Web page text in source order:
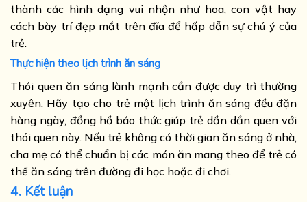
thành các hình dạng vui nhộn như hoa, con vật hay
cách bày trí đẹp mắt trên đĩa để hấp dẫn sự chú ý của
trẻ.
Thực hiện theo lịch trình ăn sáng
Thói quen ăn sáng lành mạnh cần được duy trì thường
xuyên. Hãy tạo cho trẻ một lịch trình ăn sáng đều đặn
hàng ngày, đồng hồ báo thức giúp trẻ dần dần quen với
thói quen này. Nếu trẻ không có thời gian ăn sáng ở nhà,
cha mẹ có thể chuẩn bị các món ăn mang theo để trẻ có
thể ăn sáng trên đường đi học hoặc đi chơi.
4. Kết luận